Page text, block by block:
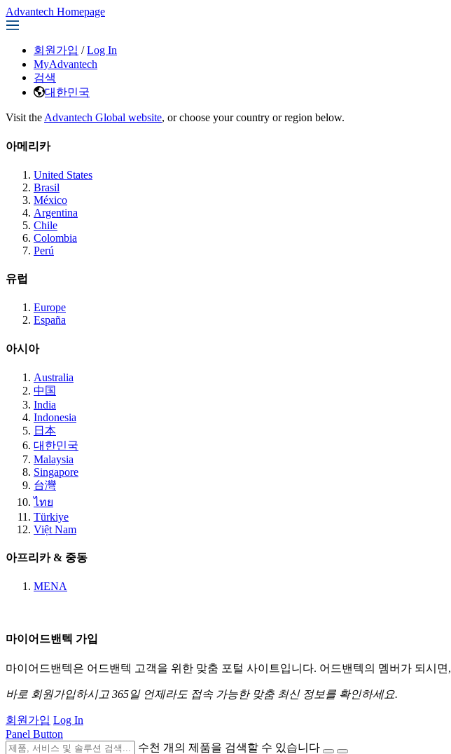
Advantech Homepage
회원가입 / Log In
MyAdvantech
검색
대한민국
Visit the Advantech Global website, or choose your country or region below.
아메리카
United States
Brasil
México
Argentina
Chile
Colombia
Perú
유럽
Europe
España
아시아
Australia
中国
India
Indonesia
日本
대한민국
Malaysia
Singapore
台灣
ไทย
Türkiye
Việt Nam
아프리카 & 중동
MENA
마이어드밴텍 가입
마이어드밴텍은 어드밴텍 고객을 위한 맞춤 포털 사이트입니다. 어드밴텍의 멤버가 되시
바로 회원가입하시고 365일 언제라도 접속 가능한 맞춤 최신 정보를 확인하세요.
회원가입 Log In
Panel Button
수천 개의 제품을 검색할 수 있습니다